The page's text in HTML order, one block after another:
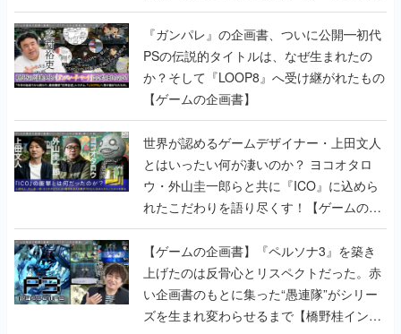
書】
『ガンパレ』の企画書、ついに公開━初代
PSの伝説的タイトルは、なぜ生まれたの
か？そして『LOOP8』へ受け継がれたもの
【ゲームの企画書】
世界が認めるゲームデザイナー・上田文人
とはいったい何が凄いのか？ ヨコオタロ
ウ・外山圭一郎らと共に『ICO』に込めら
れたこだわりを語り尽くす！【ゲームの企
画書】
【ゲームの企画書】『ペルソナ3』を築き
上げたのは反骨心とリスペクトだった。赤
い企画書のもとに集った“愚連隊”がシリー
ズを生まれ変わらせるまで【橋野桂インタ